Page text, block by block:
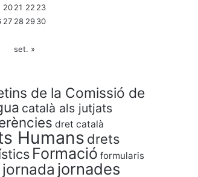
2021 22 23
27 28 2930
set. »
de la Comissió de
català als jutjats
dret català
Humans drets
Formació formularis
jornada jornades